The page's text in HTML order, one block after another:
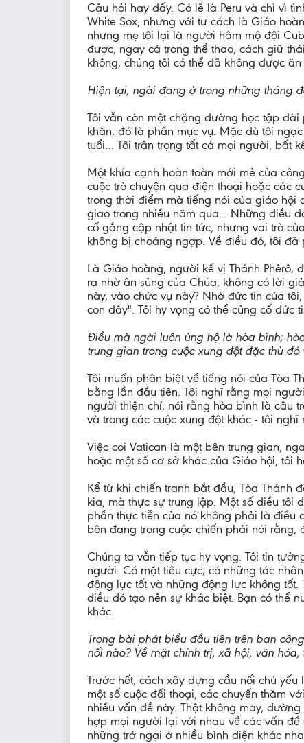
Câu hỏi hay đấy. Có lẽ là Peru và chỉ vì
White Sox, nhưng với tư cách là Giáo
nhưng mẹ tôi lại là người hâm mộ đội
được, ngay cả trong thể thao, cách giữ
không, chúng tôi có thể đã không được ăn
Hiện tại, ngài đang ở trong những tháng
Tôi vẫn còn một chặng đường học tập
khăn, đó là phần mục vụ. Mặc dù tôi
tuổi… Tôi trân trọng tất cả mọi người, bất
Một khía cạnh hoàn toàn mới mẻ của
cuộc trò chuyện qua điện thoại hoặc các
trong thời điểm mà tiếng nói của giáo hội
giao trong nhiều năm qua... Những điều
cố gắng cập nhật tin tức, nhưng vai trò
không bị choáng ngợp. Về điều đó, tôi
Là Giáo hoàng, người kế vị Thánh
ra nhờ ân sủng của Chúa, không có lời
này, vào chức vụ này? Nhờ đức tin của
con đây". Tôi hy vọng có thể củng cố
Điều mà ngài luôn ủng hộ là hòa bình;
trung gian trong cuộc xung đột đặc thù
Tôi muốn phân biệt về tiếng nói của Tòa
bằng lần đầu tiên. Tôi nghĩ rằng mọi
người thiện chí, nói rằng hòa bình là câu
và trong các cuộc xung đột khác - tôi
Việc coi Vatican là một bên trung gian,
hoặc một số cơ sở khác của Giáo hội, tôi
Kể từ khi chiến tranh bắt đầu, Tòa Thánh
kia, mà thực sự trung lập. Một số điều tôi
phần thực tiễn của nó không phải là điều
bên đang trong cuộc chiến phải nói
Chúng ta vẫn tiếp tục hy vọng. Tôi tin
người. Có mặt tiêu cực; có những tác
động lực tốt và những động lực không
điều đó tạo nên sự khác biệt. Bạn có thể
khác.
Trong bài phát biểu đầu tiên trên ban
nối nào? Về mặt chính trị, xã hội, văn
Trước hết, cách xây dựng cầu nối chủ
một số cuộc đối thoại, các chuyến thăm
nhiều vấn đề này. Thật không may,
hợp mọi người lại với nhau về các vấn
những trở ngại ở nhiều bình diện khác